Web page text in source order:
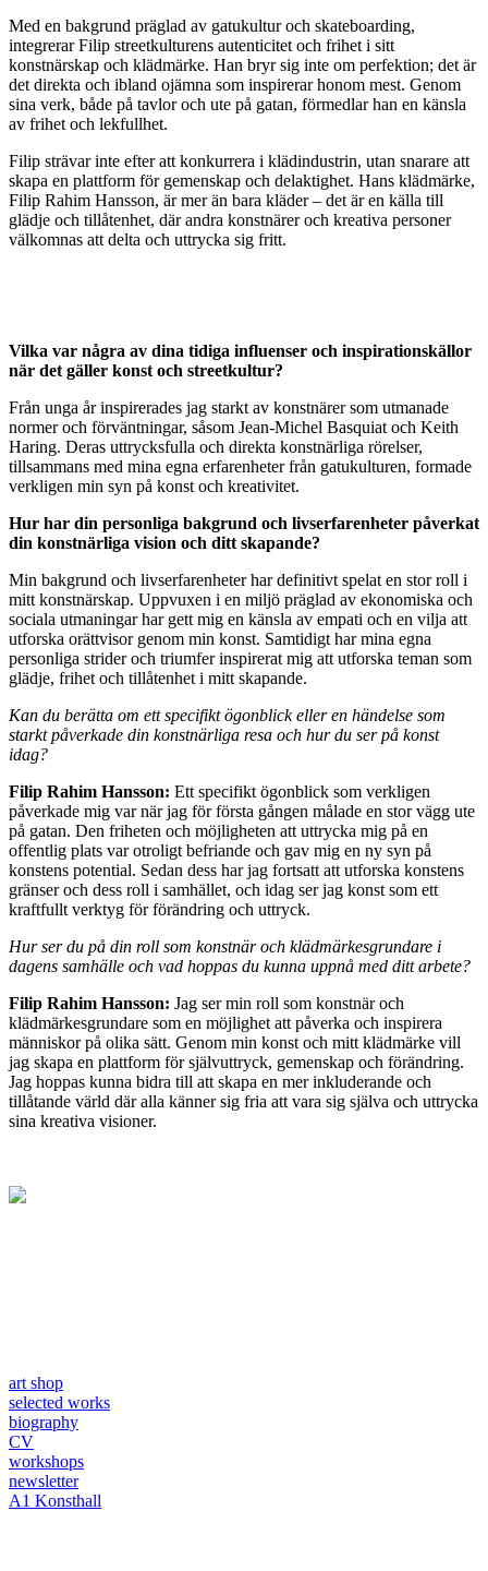
Med en bakgrund präglad av gatukultur och skateboarding,
integrerar Filip streetkulturens autenticitet och frihet i sitt
konstnärskap och klädmärke. Han bryr sig inte om perfektion; det är
det direkta och ibland ojämna som inspirerar honom mest. Genom
sina verk, både på tavlor och ute på gatan, förmedlar han en känsla
av frihet och lekfullhet.
Filip strävar inte efter att konkurrera i klädindustrin, utan snarare att
skapa en plattform för gemenskap och delaktighet. Hans klädmärke,
Filip Rahim Hansson, är mer än bara kläder – det är en källa till
glädje och tillåtenhet, där andra konstnärer och kreativa personer
välkomnas att delta och uttrycka sig fritt.
Vilka var några av dina tidiga influenser och inspirationskällor
när det gäller konst och streetkultur?
Från unga år inspirerades jag starkt av konstnärer som utmanade
normer och förväntningar, såsom Jean-Michel Basquiat och Keith
Haring. Deras uttrycksfulla och direkta konstnärliga rörelser,
tillsammans med mina egna erfarenheter från gatukulturen, formade
verkligen min syn på konst och kreativitet.
Hur har din personliga bakgrund och livserfarenheter påverkat
din konstnärliga vision och ditt skapande?
Min bakgrund och livserfarenheter har definitivt spelat en stor roll i
mitt konstnärskap. Uppvuxen i en miljö präglad av ekonomiska och
sociala utmaningar har gett mig en känsla av empati och en vilja att
utforska orättvisor genom min konst. Samtidigt har mina egna
personliga strider och triumfer inspirerat mig att utforska teman som
glädje, frihet och tillåtenhet i mitt skapande.
Kan du berätta om ett specifikt ögonblick eller en händelse som
starkt påverkade din konstnärliga resa och hur du ser på konst
idag?
Filip Rahim Hansson: Ett specifikt ögonblick som verkligen
påverkade mig var när jag för första gången målade en stor vägg ute
på gatan. Den friheten och möjligheten att uttrycka mig på en
offentlig plats var otroligt befriande och gav mig en ny syn på
konstens potential. Sedan dess har jag fortsatt att utforska konstens
gränser och dess roll i samhället, och idag ser jag konst som ett
kraftfullt verktyg för förändring och uttryck.
Hur ser du på din roll som konstnär och klädmärkesgrundare i
dagens samhälle och vad hoppas du kunna uppnå med ditt arbete?
Filip Rahim Hansson: Jag ser min roll som konstnär och
klädmärkesgrundare som en möjlighet att påverka och inspirera
människor på olika sätt. Genom min konst och mitt klädmärke vill
jag skapa en plattform för självuttryck, gemenskap och förändring.
Jag hoppas kunna bidra till att skapa en mer inkluderande och
tillåtande värld där alla känner sig fria att vara sig själva och uttrycka
sina kreativa visioner.
art shop
selected works
biography
CV
workshops
newsletter
A1 Konsthall